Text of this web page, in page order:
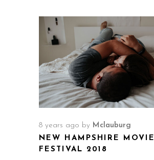
8 years ago by Mclauburg
NEW HAMPSHIRE MOVIE
FESTIVAL 2018